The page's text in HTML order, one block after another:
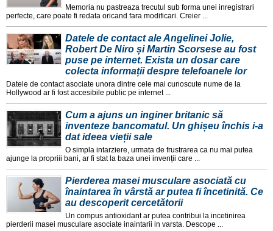
Memoria nu pastreaza trecutul sub forma unei inregistrari
perfecte, care poate fi redata oricand fara modificari. Creier ...
Datele de contact ale Angelinei Jolie,
Robert De Niro și Martin Scorsese au fost
puse pe internet. Exista un dosar care
colecta informații despre telefoanele lor
Datele de contact asociate unora dintre cele mai cunoscute nume de la
Hollywood ar fi fost accesibile public pe internet ...
Cum a ajuns un inginer britanic să
inventeze bancomatul. Un ghișeu închis i-a
dat ideea vieții sale
O simpla intarziere, urmata de frustrarea ca nu mai putea
ajunge la propriii bani, ar fi stat la baza unei invenții care ...
Pierderea masei musculare asociată cu
înaintarea în vârstă ar putea fi încetinită. Ce
au descoperit cercetătorii
Un compus antioxidant ar putea contribui la incetinirea
pierderii masei musculare asociate inaintarii in varsta. Descope ...